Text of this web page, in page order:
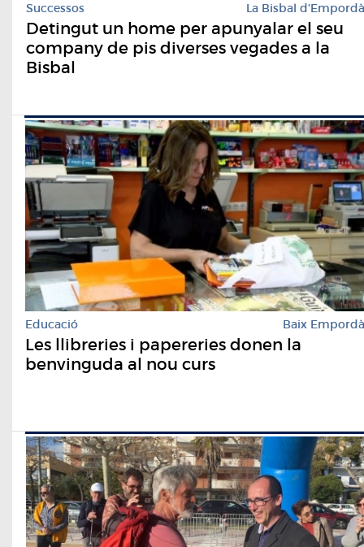
Successos La Bisbal d'Empordà
Detingut un home per apunyalar el seu
company de pis diverses vegades a la
Bisbal
Educació Baix Empordà
Les llibreries i papereries donen la
benvinguda al nou curs